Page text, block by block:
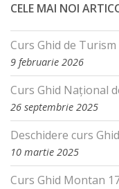
CELE MAI NOI
Curs Ghid de
9 februarie 2026
Curs Ghid Național
26 septembrie 2025
Deschidere curs
10 martie 2025
Curs Ghid Montan